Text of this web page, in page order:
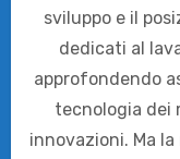
sviluppo e il
dedicati al
approfondendo
tecnologia dei
innovazioni. Ma